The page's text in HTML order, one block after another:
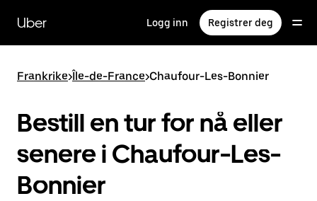
hovedinnholdet
Uber Logg inn Registrer deg
Frankrike>Île-de-France>Chaufour-Les-Bonnier
Bestill en tur for nå eller
senere i Chaufour-Les-
Bonnier